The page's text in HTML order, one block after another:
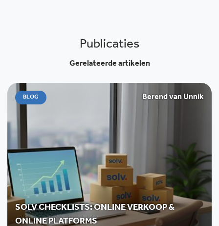
Publicaties
Gerelateerde artikelen
BLOG Berend van Unnik
SOLV CHECKLISTS: ONLINE VERKOOP &
ONLINE PLATFORMS